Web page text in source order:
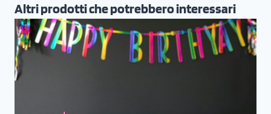
Altri prodotti che potrebbero interessari